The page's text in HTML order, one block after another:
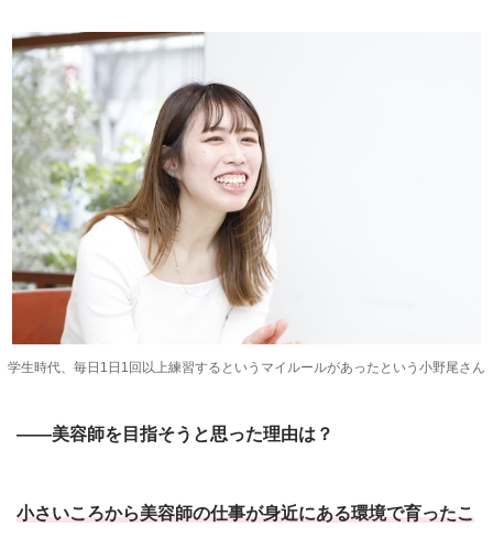
学生時代、毎日1日1回以上練習するというマイルールがあったという小野尾さん
――美容師を目指そうと思った理由は？
小さいころから美容師の仕事が身近にある環境で育ったこ